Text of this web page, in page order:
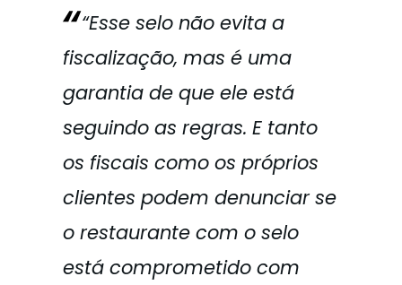
“Esse selo não evita a
fiscalização, mas é uma
garantia de que ele está
seguindo as regras. E tanto
os fiscais como os próprios
clientes podem denunciar se
o restaurante com o selo
está comprometido com